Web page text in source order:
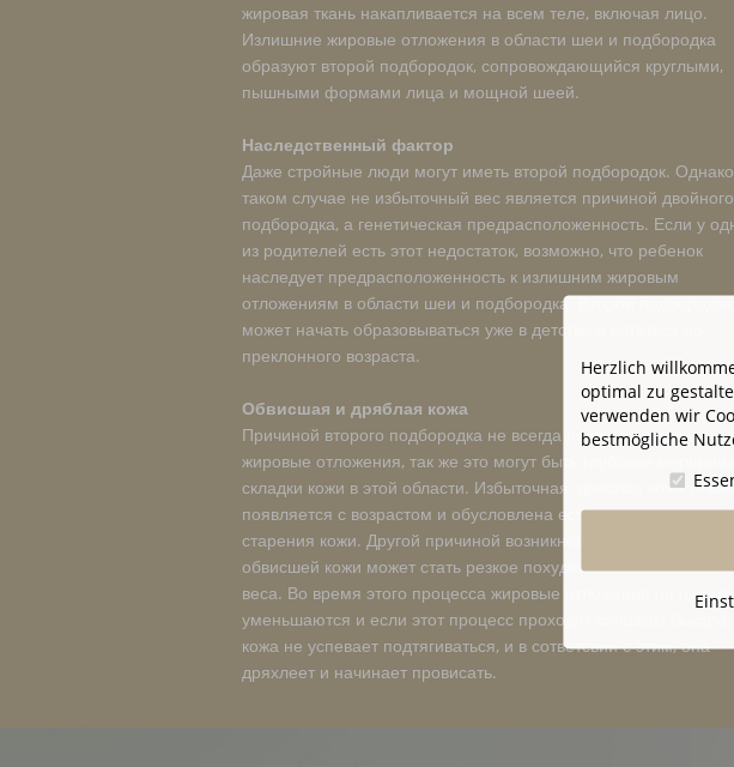
жировая ткань накапливается на всем теле, включая лицо.
Излишние жировые отложения в области шеи и подбородка
образуют второй подбородок, сопровождающийся круглыми,
пышными формами лица и мощной шеей.
Наследственный фактор
Даже стройные люди могут иметь второй подбородок.
таком случае не избыточный вес является причиной двойного
подбородка, а генетическая предрасположенность. Если у
из родителей есть этот недостаток, возможно, что ребенок
наследует предрасположенность к излишним жировым
отложениям в области шеи и подбородка. Второй подбородок
может начать образовываться уже в детстве и остаться до
преклонного возраста.
Обвисшая и дряблая кожа
Причиной второго подбородка не всегда являются излишние
жировые отложения, так же это могут быть глубокие морщины
складки кожи в этой области. Избыточная, дряблая кожа
появляется с возрастом и обусловлена естсественным
старения кожи. Другой причиной возникновения избыточной,
обвисшей кожи может стать резкое похудение и большая
веса. Во время этого процесса жировые отложения на шее
уменьшаются и если этот процесс проходит слишком быстро,
кожа не успевает подтягиваться, и в сответсвии с этим, она
дряхлеет и начинает провисать.
Herzlich
optimal zu
verwenden wir
bestmögliche